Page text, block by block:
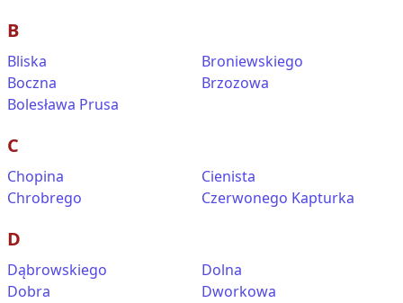
B
Bliska
Boczna
Bolesława Prusa
Broniewskiego
Brzozowa
C
Chopina
Chrobrego
Cienista
Czerwonego Kapturka
D
Dąbrowskiego
Dobra
Dolna
Dworkowa